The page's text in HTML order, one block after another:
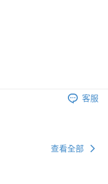
客服
查看全部